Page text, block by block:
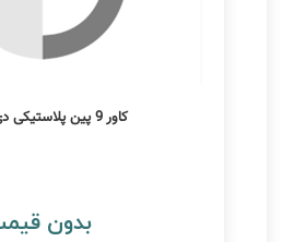
کاور 9 پین پلاستیکی دی کانکتور
بدون